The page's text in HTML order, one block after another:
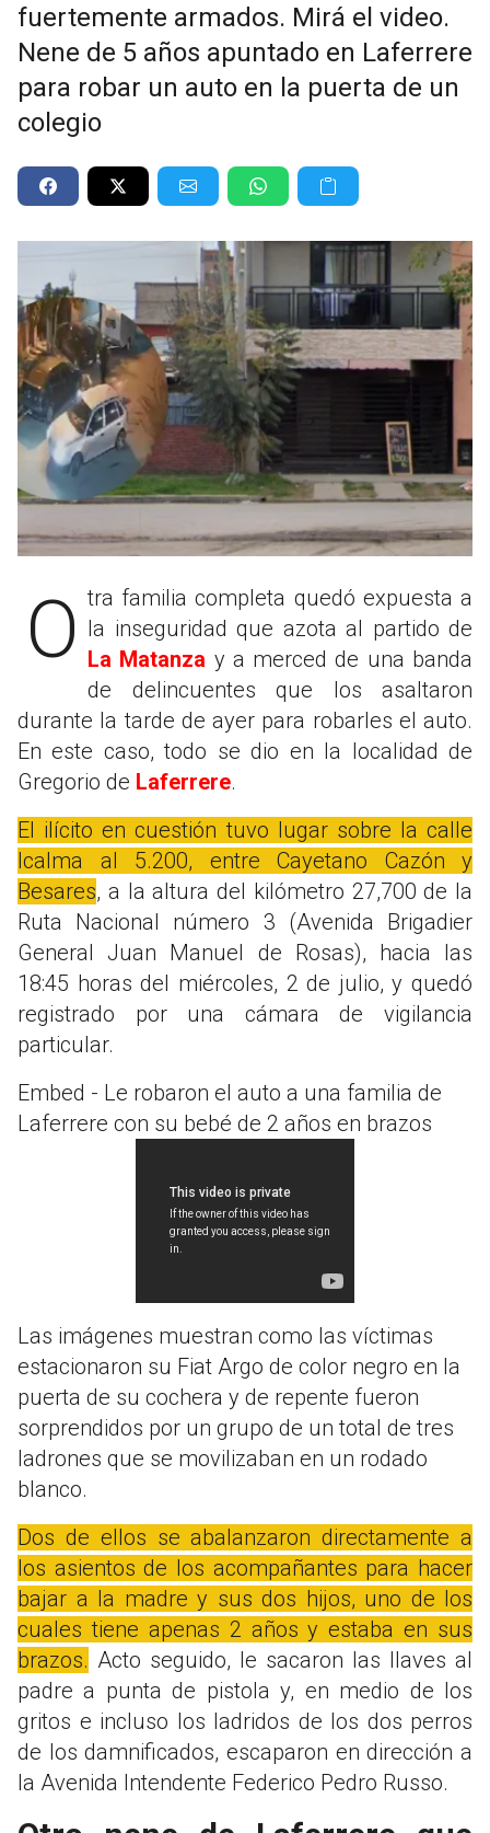
fuertemente armados. Mirá el video.
Nene de 5 años apuntado en Laferrere
para robar un auto en la puerta de un
colegio
Otra familia completa quedó expuesta a la inseguridad que azota al partido de
La Matanza y a merced de una banda
de delincuentes que los asaltaron
durante la tarde de ayer para robarles el auto.
En este caso, todo se dio en la localidad de
Gregorio de Laferrere.
El ilícito en cuestión tuvo lugar sobre la calle
Icalma al 5.200, entre Cayetano Cazón y
Besares, a la altura del kilómetro 27,700 de la
Ruta Nacional número 3 (Avenida Brigadier
General Juan Manuel de Rosas), hacia las
18:45 horas del miércoles, 2 de julio, y quedó
registrado por una cámara de vigilancia
particular.
Embed - Le robaron el auto a una familia de
Laferrere con su bebé de 2 años en brazos
Las imágenes muestran como las víctimas
estacionaron su Fiat Argo de color negro en la
puerta de su cochera y de repente fueron
sorprendidos por un grupo de un total de tres
ladrones que se movilizaban en un rodado
blanco.
Dos de ellos se abalanzaron directamente a
los asientos de los acompañantes para hacer
bajar a la madre y sus dos hijos, uno de los
cuales tiene apenas 2 años y estaba en sus
brazos. Acto seguido, le sacaron las llaves al
padre a punta de pistola y, en medio de los
gritos e incluso los ladridos de los dos perros
de los damnificados, escaparon en dirección a
la Avenida Intendente Federico Pedro Russo.